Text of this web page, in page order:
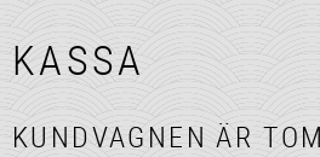
KASSA
KUNDVAGNEN ÄR TOM